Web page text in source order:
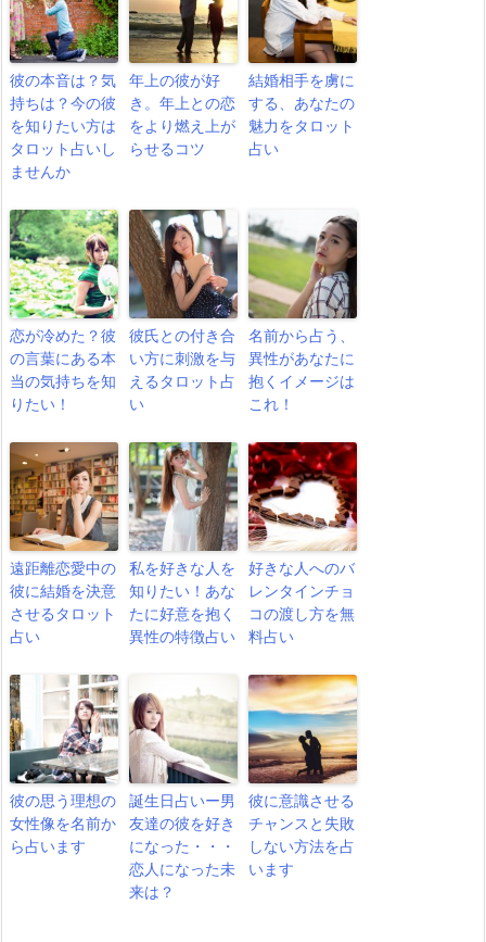
彼の本音は？気
持ちは？今の彼
を知りたい方は
タロット占いし
ませんか
年上の彼が好
き。年上との恋
をより燃え上が
らせるコツ
結婚相手を虜に
する、あなたの
魅力をタロット
占い
恋が冷めた？彼
の言葉にある本
当の気持ちを知
りたい！
彼氏との付き合
い方に刺激を与
えるタロット占
い
名前から占う、
異性があなたに
抱くイメージは
これ！
遠距離恋愛中の
彼に結婚を決意
させるタロット
占い
私を好きな人を
知りたい！あな
たに好意を抱く
異性の特徴占い
好きな人へのバ
レンタインチョ
コの渡し方を無
料占い
彼の思う理想の
女性像を名前か
ら占います
誕生日占いー男
友達の彼を好き
になった・・・
恋人になった未
来は？
彼に意識させる
チャンスと失敗
しない方法を占
います